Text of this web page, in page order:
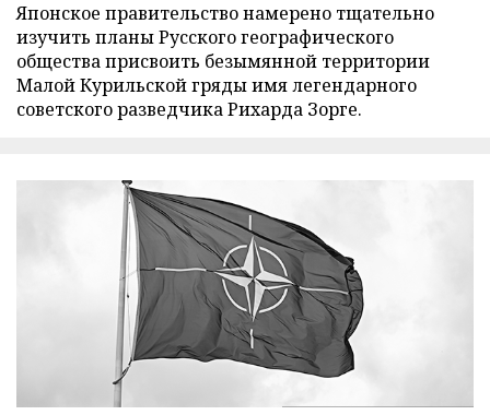
Японское правительство намерено тщательно
изучить планы Русского географического
общества присвоить безымянной территории
Малой Курильской гряды имя легендарного
советского разведчика Рихарда Зорге.